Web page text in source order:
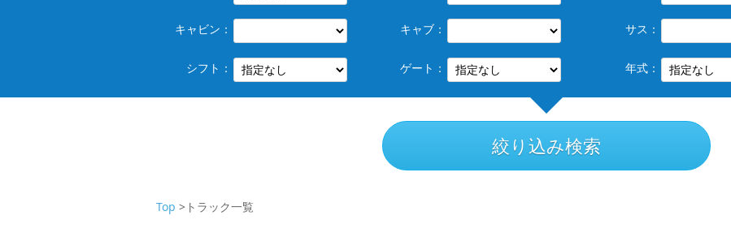
キャビン： キャブ： サス：
シフト： ゲート： 年式：
絞り込み検索
Top >トラック一覧